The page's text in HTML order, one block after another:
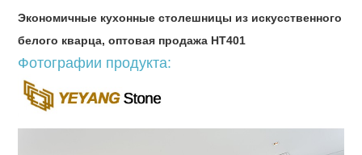
Экономичные кухонные столешницы из искусственного
белого кварца, оптовая продажа НТ401
Фотографии продукта: